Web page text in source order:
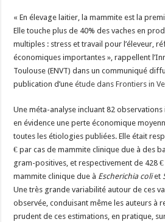
Un été fructueux pour Lactalis
« En élevage laitier, la mammite est la
Elle touche plus de 40% des vaches en
multiples : stress et travail pour l’éleveur,
économiques importantes », rappellent
Toulouse (ENVT) dans un communiqué
publication d’uneétude dans Frontiers in
Une méta-analyse incluant 82
en évidence une perte économique
toutes les étiologies publiées. Elle était
€ par cas de mammite clinique due à des
gram-positives, et respectivement de 428
mammite clinique due à Escherichia coliet
Une très grande variabilité autour de ces
observée, conduisant même les auteurs à
prudent de ces estimations, en pratique,